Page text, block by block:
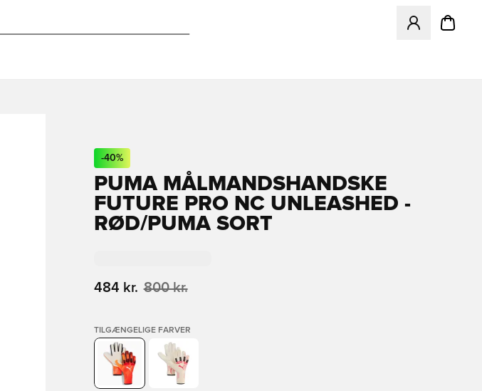
Åbner en
-40%
PUMA MÅLMANDSHANDSKE
FUTURE PRO NC UNLEASHED -
RØD/PUMA SORT
484 kr. 800 kr.
TILGÆNGELIGE FARVER